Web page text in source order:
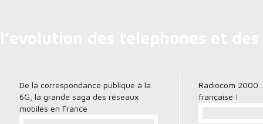
De la correspondance publique à la
6G, la grande saga des réseaux
mobiles en France
Radiocom 2000
française !